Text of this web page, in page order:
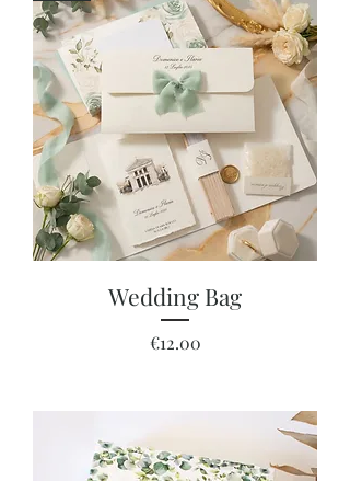
Wedding Bag
Price
€12.00